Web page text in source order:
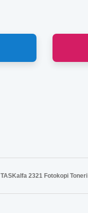
TASKalfa 2321 Fotokopi Toneri